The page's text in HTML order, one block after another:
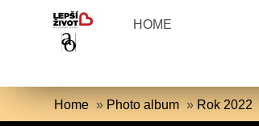
HOME
Home » Photo album » Rok 2022